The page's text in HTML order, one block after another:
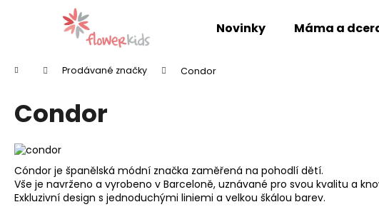
Novinky Máma a
Domů Prodávané značky Condor
Condor
Cóndor je španělská módní značka zaměřená na pohodlí dětí.
Vše je navrženo a vyrobeno v Barceloně, uznávané pro svou kvalitu a
Exkluzivní design s jednoduchými liniemi a velkou škálou barev.
Zpět
obchodu
Zpět
obchodu